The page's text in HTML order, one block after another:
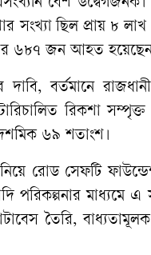
বেশ
সংখ্যা ছিল প্রায় ৮
৬৮৭ জন আহত
বর্তমানে
রিকশা
৬৯ শতাংশ।
রোড সেফটি
পরিকল্পনার
তৈরি, বাধ্যতামূলক